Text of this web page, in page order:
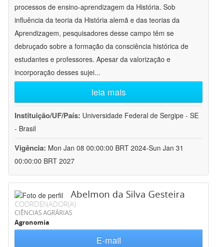
processos de ensino-aprendizagem da História. Sob
influência da teoria da História alemã e das teorias da
Aprendizagem, pesquisadores desse campo têm se
debruçado sobre a formação da consciência histórica de
estudantes e professores. Apesar da valorização e
incorporação desses sujei...
leia mais
Instituição/UF/País: Universidade Federal de Sergipe - SE
- Brasil
Vigência: Mon Jan 08 00:00:00 BRT 2024-Sun Jan 31
00:00:00 BRT 2027
Abelmon da Silva Gesteira
COORDENADOR(A)
CIÊNCIAS AGRÁRIAS
Agronomia
E-mail